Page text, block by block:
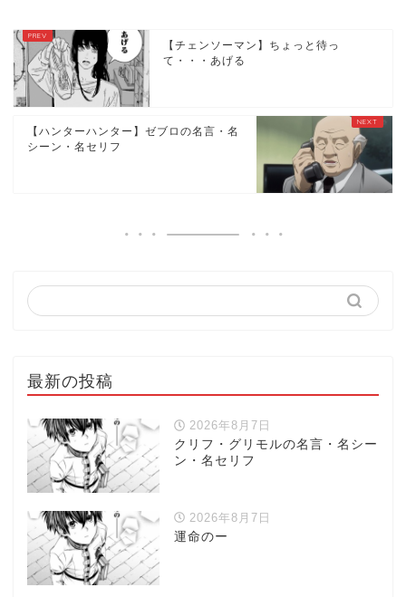
【チェンソーマン】ちょっと待っ
て・・・あげる
【ハンターハンター】ゼブロの名言・名
シーン・名セリフ
最新の投稿
2026年8月7日
クリフ・グリモルの名言・名シー
ン・名セリフ
2026年8月7日
運命のー